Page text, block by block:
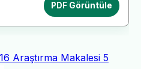
PDF Görüntüle
16 Araştırma Makalesi 5